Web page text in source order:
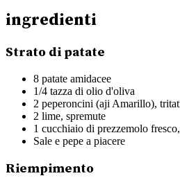
ingredienti
Strato di patate
8 patate amidacee
1/4 tazza di olio d'oliva
2 peperoncini (aji Amarillo),
2 lime, spremute
1 cucchiaio di prezzemolo
Sale e pepe a piacere
Riempimento